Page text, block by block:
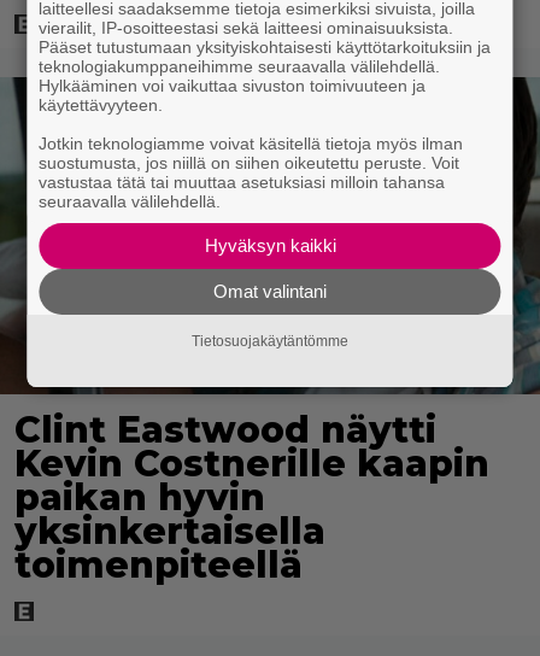
Clint Eastwood näytti
Kevin Costnerille kaapin
paikan hyvin
yksinkertaisella
toimenpiteellä
laitteellesi saadaksemme tietoja esimerkiksi sivuista, joilla
vierailit, IP-osoitteestasi sekä laitteesi ominaisuuksista.
Pääset tutustumaan yksityiskohtaisesti käyttötarkoituksiin ja
teknologiakumppaneihimme seuraavalla välilehdellä.
Hylkääminen voi vaikuttaa sivuston toimivuuteen ja
käytettävyyteen.
Jotkin teknologiamme voivat käsitellä tietoja myös ilman
suostumusta, jos niillä on siihen oikeutettu peruste. Voit
vastustaa tätä tai muuttaa asetuksiasi milloin tahansa
seuraavalla välilehdellä.
Hyväksyn kaikki
Omat valintani
Tietosuojakäytäntömme